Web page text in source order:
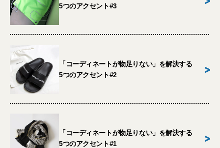
5つのアクセント#3
「コーディネートが物足りない」を解決する
5つのアクセント#2
>
「コーディネートが物足りない」を解決する
5つのアクセント#1
>